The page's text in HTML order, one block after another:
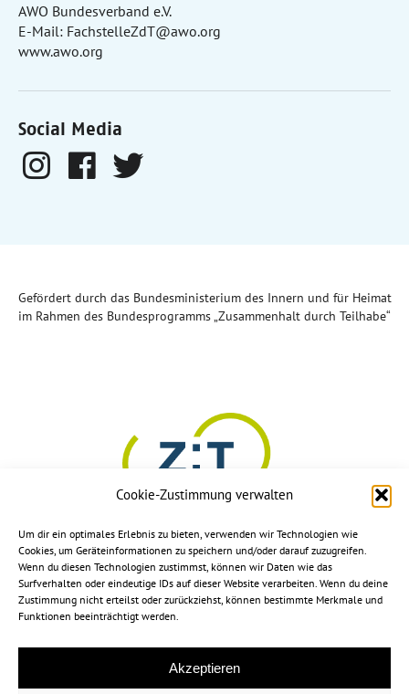
Cookie-Zustimmung verwalten
Um dir ein optimales Erlebnis zu bieten, verwenden wir Technologien wie
Cookies, um Geräteinformationen zu speichern und/oder darauf zuzugreifen.
Wenn du diesen Technologien zustimmst, können wir Daten wie das
Surfverhalten oder eindeutige IDs auf dieser Website verarbeiten. Wenn du deine
Zustimmung nicht erteilst oder zurückziehst, können bestimmte Merkmale und
Funktionen beeinträchtigt werden.
Akzeptieren
AWO Bundesverband e.V.
E-Mail: FachstelleZdT@awo.org
www.awo.org
Social Media
Gefördert durch das Bundesministerium des Innern und für Heimat
im Rahmen des Bundesprogramms „Zusammenhalt durch Teilhabe“